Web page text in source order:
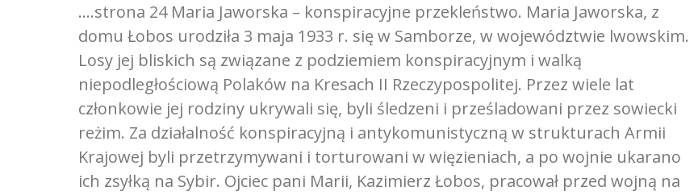
….strona 24 Maria Jaworska – konspiracyjne przekleństwo. Maria Jaworska, z
domu Łobos urodziła 3 maja 1933 r. się w Samborze, w województwie lwowskim.
Losy jej bliskich są związane z podziemiem konspiracyjnym i walką
niepodległościową Polaków na Kresach II Rzeczypospolitej. Przez wiele lat
członkowie jej rodziny ukrywali się, byli śledzeni i prześladowani przez sowiecki
reżim. Za działalność konspiracyjną i antykomunistyczną w strukturach Armii
Krajowej byli przetrzymywani i torturowani w więzieniach, a po wojnie ukarano
ich zsyłką na Sybir. Ojciec pani Marii, Kazimierz Łobos, pracował przed wojną na